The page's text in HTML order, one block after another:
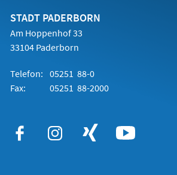
STADT PADERBORN
Am Hoppenhof 33
33104 Paderborn
Telefon: 05251 88-0
Fax:
05251 88-2000